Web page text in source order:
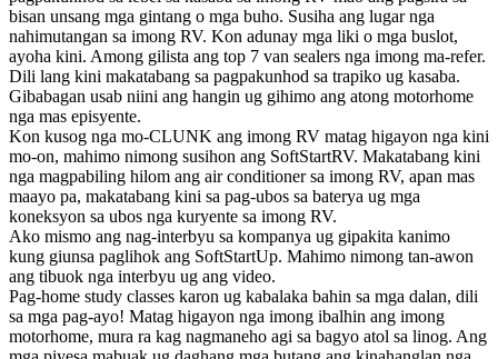
bisan unsang mga gintang o mga buho. Susiha ang lugar nga
nahimutangan sa imong RV. Kon adunay mga liki o mga buslot,
ayoha kini. Among gilista ang top 7 van sealers nga imong ma-refer.
Dili lang kini makatabang sa pagpakunhod sa trapiko ug kasaba.
Gibabagan usab niini ang hangin ug gihimo ang atong motorhome
nga mas episyente.
Kon kusog nga mo-CLUNK ang imong RV matag higayon nga kini
mo-on, mahimo nimong susihon ang SoftStartRV. Makatabang kini
nga magpabiling hilom ang air conditioner sa imong RV, apan mas
maayo pa, makatabang kini sa pag-ubos sa baterya ug mga
koneksyon sa ubos nga kuryente sa imong RV.
Ako mismo ang nag-interbyu sa kompanya ug gipakita kanimo
kung giunsa paglihok ang SoftStartUp. Mahimo nimong tan-awon
ang tibuok nga interbyu ug ang video.
Pag-home study classes karon ug kabalaka bahin sa mga dalan, dili
sa mga pag-ayo! Matag higayon nga imong ibalhin ang imong
motorhome, mura ra kag nagmaneho agi sa bagyo atol sa linog. Ang